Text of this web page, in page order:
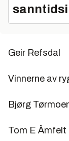
Geir Refsdal
Vinnerne av
Bjørg
Tom E Åmfelt